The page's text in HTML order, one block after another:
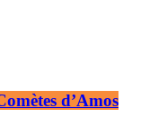
d’Amos